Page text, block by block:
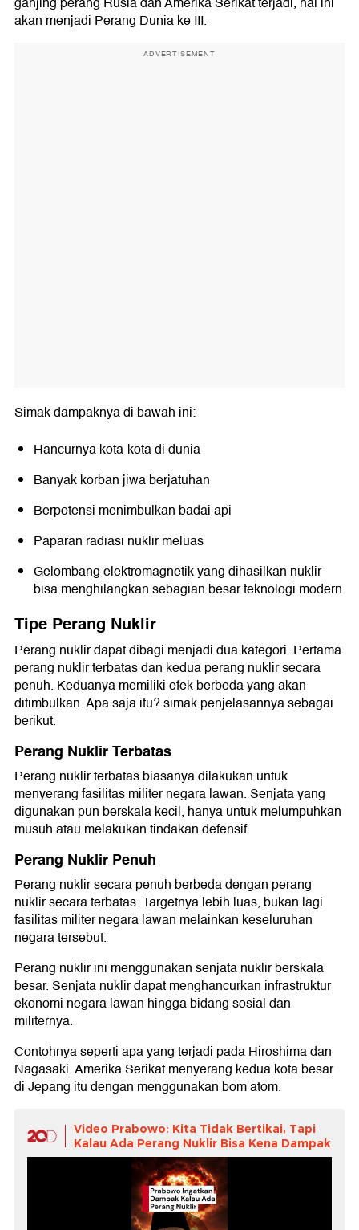
akan menjadi Perang Dunia ke III.
ADVERTISEMENT
Simak dampaknya di bawah ini:
Hancurnya kota-kota di dunia
Banyak korban jiwa berjatuhan
Berpotensi menimbulkan badai api
Paparan radiasi nuklir meluas
Gelombang elektromagnetik yang dihasilkan nuklir
bisa menghilangkan sebagian besar teknologi modern
Tipe Perang Nuklir
Perang nuklir dapat dibagi menjadi dua kategori. Pertama
perang nuklir terbatas dan kedua perang nuklir secara
penuh. Keduanya memiliki efek berbeda yang akan
ditimbulkan. Apa saja itu? simak penjelasannya sebagai
berikut.
Perang Nuklir Terbatas
Perang nuklir terbatas biasanya dilakukan untuk
menyerang fasilitas militer negara lawan. Senjata yang
digunakan pun berskala kecil, hanya untuk melumpuhkan
musuh atau melakukan tindakan defensif.
Perang Nuklir Penuh
Perang nuklir secara penuh berbeda dengan perang
nuklir secara terbatas. Targetnya lebih luas, bukan lagi
fasilitas militer negara lawan melainkan keseluruhan
negara tersebut.
Perang nuklir ini menggunakan senjata nuklir berskala
besar. Senjata nuklir dapat menghancurkan infrastruktur
ekonomi negara lawan hingga bidang sosial dan
militernya.
Contohnya seperti apa yang terjadi pada Hiroshima dan
Nagasaki. Amerika Serikat menyerang kedua kota besar
di Jepang itu dengan menggunakan bom atom.
Video Prabowo: Kita Tidak Bertikai, Tapi
Kalau Ada Perang Nuklir Bisa Kena Dampak